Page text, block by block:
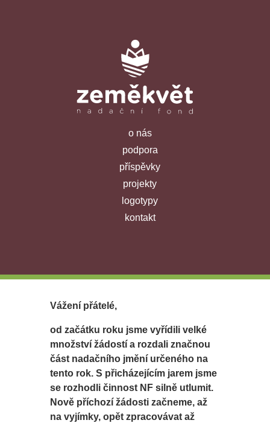
o nás
podpora
příspěvky
projekty
logotypy
kontakt
Vážení přátelé,
od začátku roku jsme vyřídili velké
množství žádostí a rozdali značnou
část nadačního jmění určeného na
tento rok. S přicházejícím jarem jsme
se rozhodli činnost NF silně utlumit.
Nově příchozí žádosti začneme, až
na vyjímky, opět zpracovávat až